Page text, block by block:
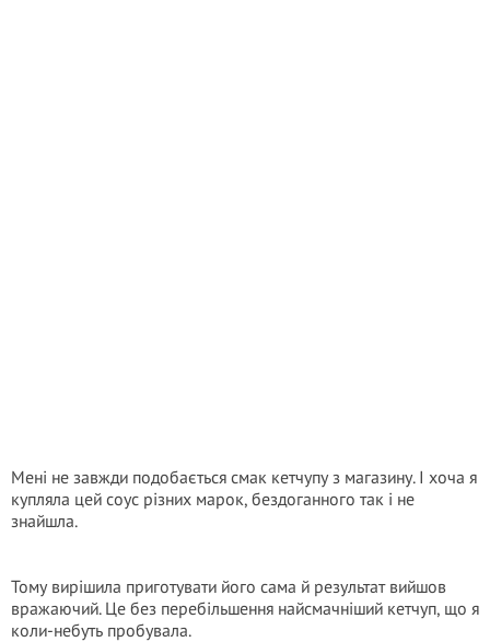
Мені не завжди подобається смак кетчупу з магазину. І хоча я
купляла цей соус різних марок, бездоганного так і не
знайшла.
Тому вирішила приготувати його сама й результат вийшов
вражаючий. Це без перебільшення найсмачніший кетчуп, що я
коли-небуть пробувала.